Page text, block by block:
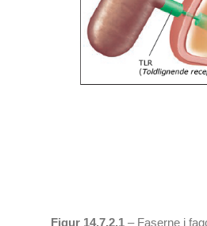
Figur 14.7.2.1 – Faserne i